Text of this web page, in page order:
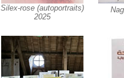
Silex-rose (autoportraits)
2025